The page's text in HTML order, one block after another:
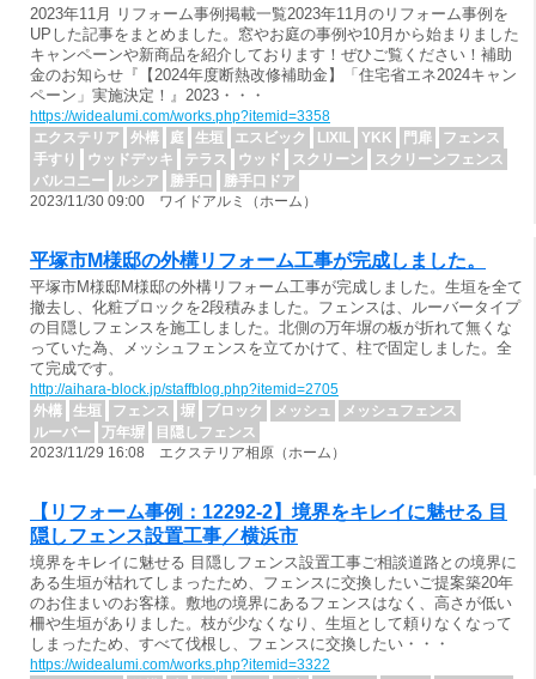
2023年11月 リフォーム事例掲載一覧2023年11月のリフォーム事例を
UPした記事をまとめました。窓やお庭の事例や10月から始まりました
キャンペーンや新商品を紹介しております！ぜひご覧ください！補助
金のお知らせ『【2024年度断熱改修補助金】「住宅省エネ2024キャン
ペーン」実施決定！』2023・・・
https://widealumi.com/works.php?itemid=3358
エクステリア
外構 庭 生垣 エスビック LIXIL YKK 門扉
フェンス
手すり
ウッドデッキ テラス ウッド スクリーン
スクリーンフェンス
バルコニー
ルシア 勝手口
勝手口ドア
2023/11/30 09:00 ワイドアルミ（ホーム）
平塚市M様邸の外構リフォーム工事が完成しました。
平塚市M様邸M様邸の外構リフォーム工事が完成しました。生垣を全て
撤去し、化粧ブロックを2段積みました。フェンスは、ルーバータイプ
の目隠しフェンスを施工しました。北側の万年塀の板が折れて無くな
っていた為、メッシュフェンスを立てかけて、柱で固定しました。全
て完成です。
http://aihara-block.jp/staffblog.php?itemid=2705
外構
生垣 フェンス 塀 ブロック メッシュ
メッシュフェンス
ルーバー
万年塀
目隠しフェンス
2023/11/29 16:08 エクステリア相原（ホーム）
【リフォーム事例：12292-2】境界をキレイに魅せる 目
隠しフェンス設置工事／横浜市
境界をキレイに魅せる 目隠しフェンス設置工事ご相談道路との境界に
ある生垣が枯れてしまったため、フェンスに交換したいご提案築20年
のお住まいのお客様。敷地の境界にあるフェンスはなく、高さが低い
柵や生垣がありました。枝が少なくなり、生垣として頼りなくなって
しまったため、すべて伐根し、フェンスに交換したい・・・
https://widealumi.com/works.php?itemid=3322